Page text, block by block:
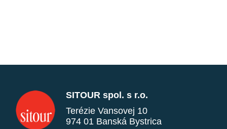
SITOUR spol. s r.o.
Terézie Vansovej 10
974 01 Banská Bystrica